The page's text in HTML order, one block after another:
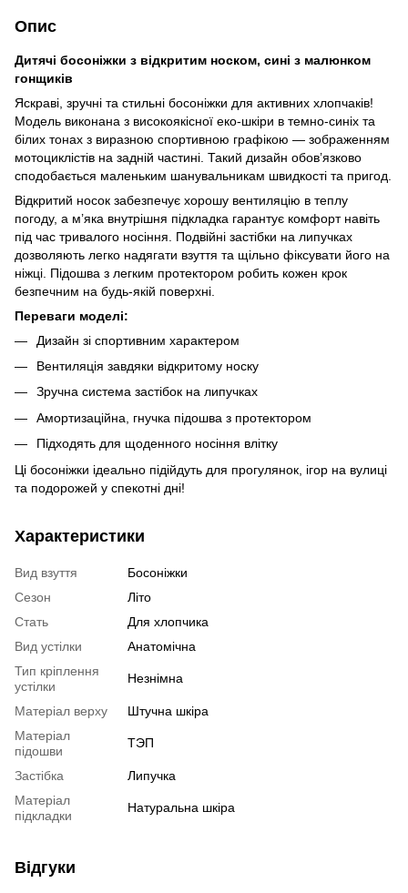
Опис
Дитячі босоніжки з відкритим носком, сині з малюнком
гонщиків
Яскраві, зручні та стильні босоніжки для активних хлопчаків!
Модель виконана з високоякісної еко-шкіри в темно-синіх та
білих тонах з виразною спортивною графікою — зображенням
мотоциклістів на задній частині. Такий дизайн обов’язково
сподобається маленьким шанувальникам швидкості та пригод.
Відкритий носок забезпечує хорошу вентиляцію в теплу
погоду, а м’яка внутрішня підкладка гарантує комфорт навіть
під час тривалого носіння. Подвійні застібки на липучках
дозволяють легко надягати взуття та щільно фіксувати його на
ніжці. Підошва з легким протектором робить кожен крок
безпечним на будь-якій поверхні.
Переваги моделі:
Дизайн зі спортивним характером
Вентиляція завдяки відкритому носку
Зручна система застібок на липучках
Амортизаційна, гнучка підошва з протектором
Підходять для щоденного носіння влітку
Ці босоніжки ідеально підійдуть для прогулянок, ігор на вулиці
та подорожей у спекотні дні!
Характеристики
Вид взуття
Босоніжки
Сезон
Літо
Стать
Для хлопчика
Вид устілки
Анатомічна
Тип кріплення
устілки
Незнімна
Матеріал верху
Штучна шкіра
Матеріал
підошви
ТЭП
Застібка
Липучка
Матеріал
підкладки
Натуральна шкіра
Відгуки